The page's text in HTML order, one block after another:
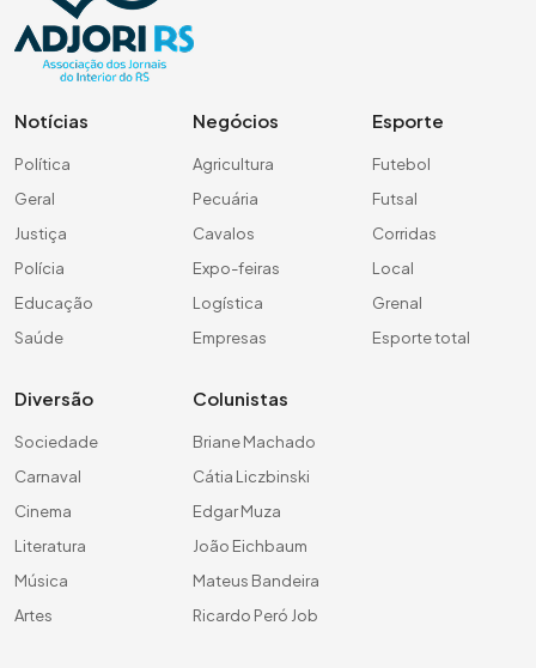
Notícias
Política
Geral
Justiça
Polícia
Educação
Saúde
Negócios
Agricultura
Pecuária
Cavalos
Expo-feiras
Logística
Empresas
Esporte
Futebol
Futsal
Corridas
Local
Grenal
Esporte total
Diversão
Sociedade
Carnaval
Cinema
Literatura
Música
Artes
Colunistas
Briane Machado
Cátia Liczbinski
Edgar Muza
João Eichbaum
Mateus Bandeira
Ricardo Peró Job